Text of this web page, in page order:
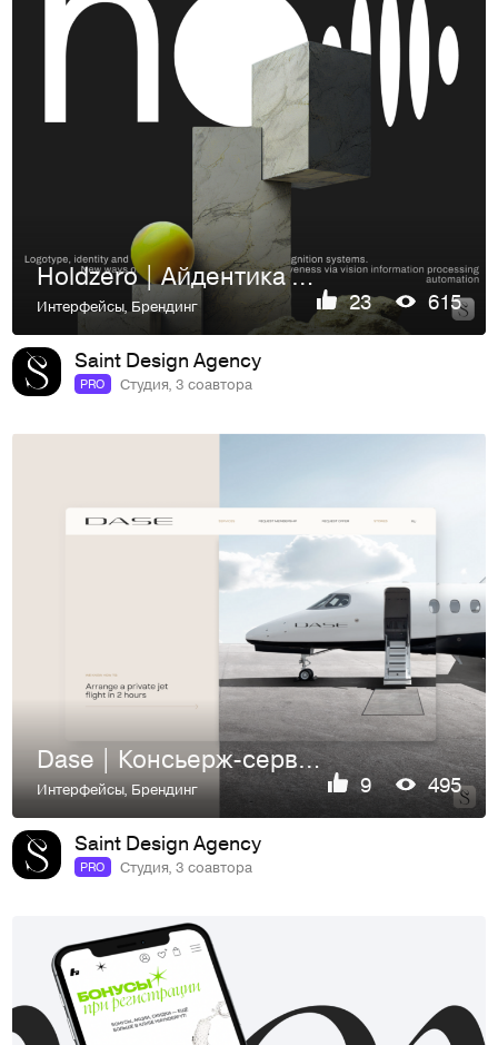
Holdzero | Айдентика | Сайт
Интерфейсы, Брендинг 23 615
Saint Design Agency
PRO Студия, 3 соавтора
Dase | Консьерж-сервис | Сайт
Интерфейсы,Брендинг 9 495
Saint Design Agency
PRO Студия, 3 соавтора